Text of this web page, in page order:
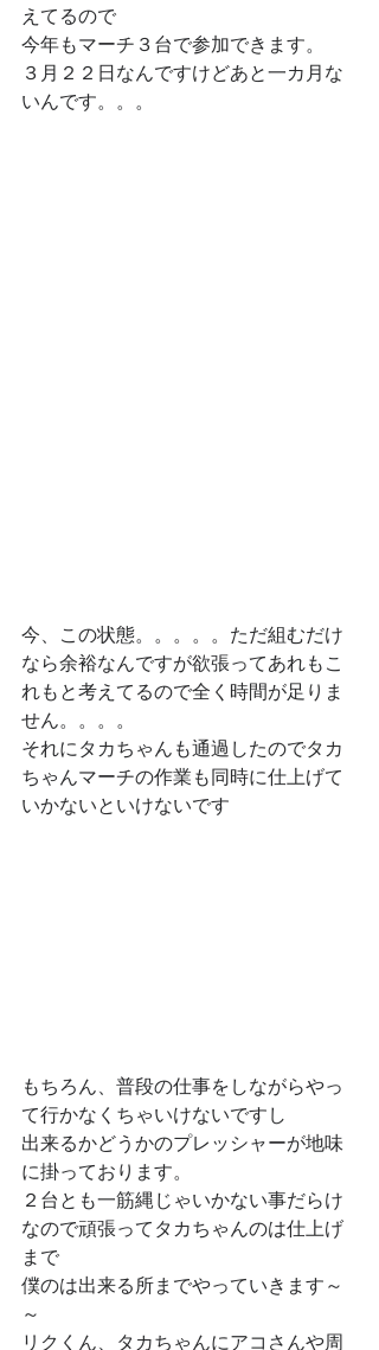
えてるので
今年もマーチ３台で参加できます。
３月２２日なんですけどあと一カ月な
いんです。。。
今、この状態。。。。。ただ組むだけ
なら余裕なんですが欲張ってあれもこ
れもと考えてるので全く時間が足りま
せん。。。。
それにタカちゃんも通過したのでタカ
ちゃんマーチの作業も同時に仕上げて
いかないといけないです
もちろん、普段の仕事をしながらやっ
て行かなくちゃいけないですし
出来るかどうかのプレッシャーが地味
に掛っております。
２台とも一筋縄じゃいかない事だらけ
なので頑張ってタカちゃんのは仕上げ
まで
僕のは出来る所までやっていきます～
～
リクくん、タカちゃんにアコさんや周